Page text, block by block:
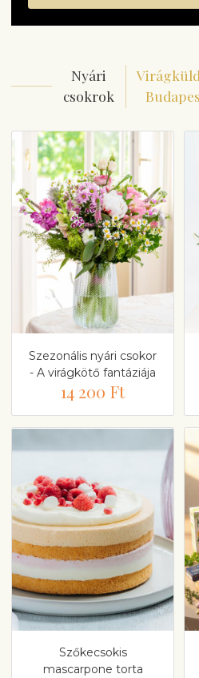
Nyári
csokrok
Szezonális nyári csokor
- A virágkötő fantáziája
14 200 Ft
Szőkecsokis
mascarpone torta